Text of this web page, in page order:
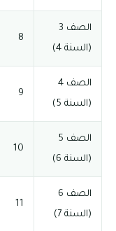
الصف 3
(السنة 4)
8
الصف 4
(السنة 5)
9
الصف 5
(السنة 6)
10
الصف 6
(السنة 7)
11